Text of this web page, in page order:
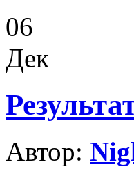
06
Дек
Автор: